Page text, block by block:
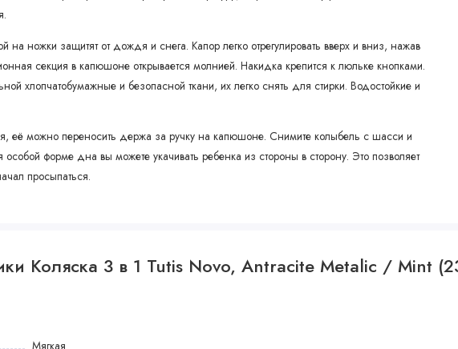
ножки защитят от дождя и снега. Капор легко отрегулировать вверх и вниз, нажав
секция в капюшоне открывается молнией. Накидка крепится к люльке кнопками.
хлопчатобумажные и безопасной ткани, их легко снять для стирки. Водостойкие и
её можно переносить держа за ручку на капюшоне. Снимите колыбель с шасси и
особой форме дна вы можете укачивать ребенка из стороны в сторону. Это позволяет
просыпаться.
секунд. Вы сможете перевозить коляску даже в небольшом багажнике.
подрастёт и пересядет в прогулочный блок.
Коляска 3 в 1 Tutis Novo, Antracite Metalic / Mint